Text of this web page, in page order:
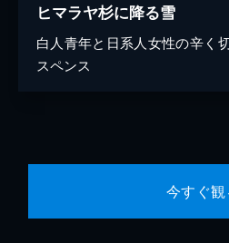
ヒマラヤ杉に降る雪
白人青年と日系人女性の辛く
スペンス
今すぐ観